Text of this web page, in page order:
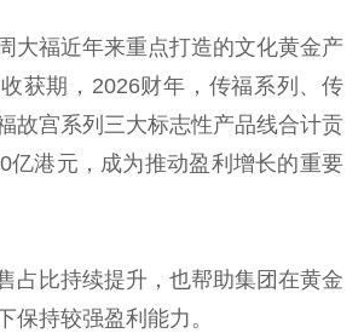
大福近年来重点打造的文化黄金产
获期，2026财年，传福系列、传
故宫系列三大标志性产品线合计贡
亿港元，成为推动盈利增长的重要
占比持续提升，也帮助集团在黄金
保持较强盈利能力。